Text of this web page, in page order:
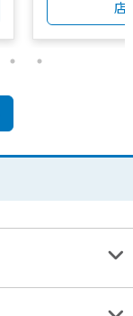
ぎたガソリン
店